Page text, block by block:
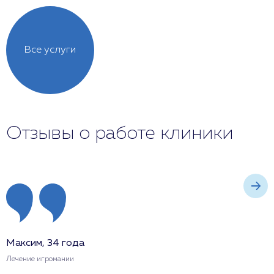
Все услуги
Отзывы о работе клиники
Максим, 34 года
Лечение игромании